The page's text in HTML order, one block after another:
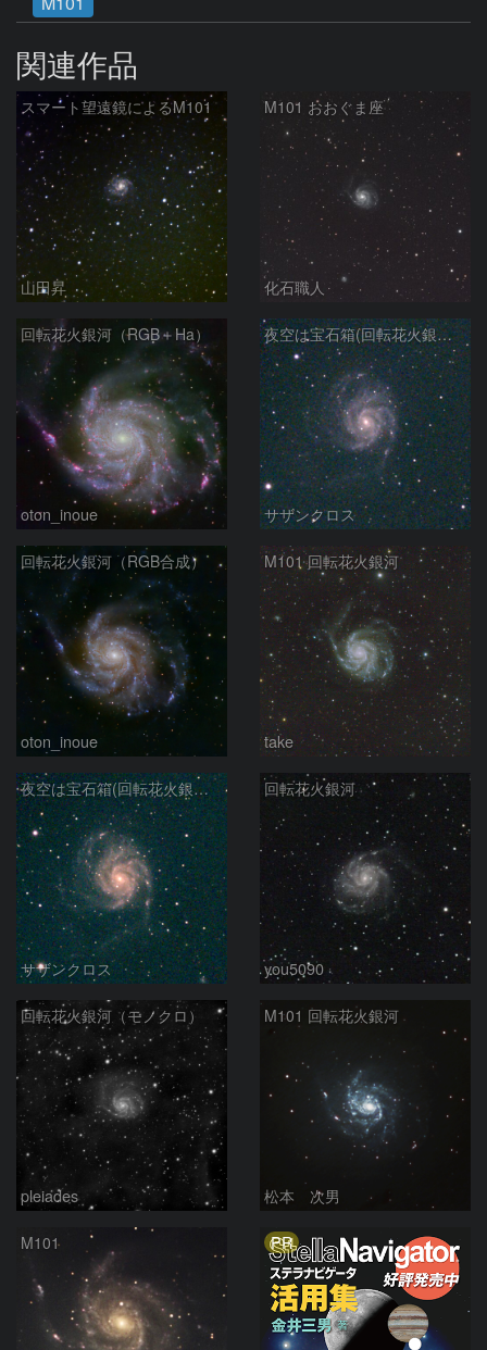
関連作品
スマート望遠鏡によるM101
山田昇
M101 おおぐま座
化石職人
回転花火銀河（RGB＋Ha）
oton_inoue
夜空は宝石箱(回転花火銀河 M101) Seestar50
サザンクロス
回転花火銀河（RGB合成）
oton_inoue
M101 回転花火銀河
take
夜空は宝石箱(回転花火銀河 M101) Seestar50
サザンクロス
回転花火銀河
you5090
回転花火銀河（モノクロ）
pleiades
M101 回転花火銀河
松本 次男
M101 PR